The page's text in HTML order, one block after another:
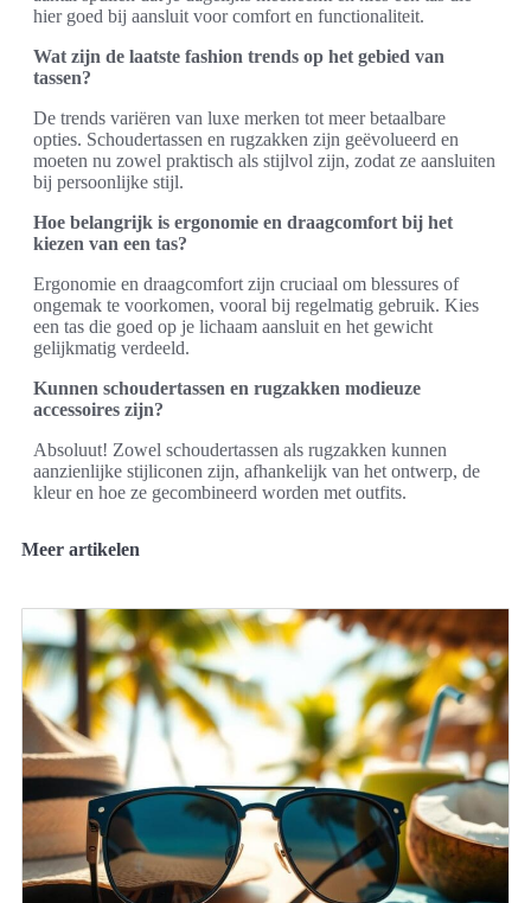
hier goed bij aansluit voor comfort en functionaliteit.
Wat zijn de laatste fashion trends op het gebied van
tassen?
De trends variëren van luxe merken tot meer betaalbare
opties. Schoudertassen en rugzakken zijn geëvolueerd en
moeten nu zowel praktisch als stijlvol zijn, zodat ze aansluiten
bij persoonlijke stijl.
Hoe belangrijk is ergonomie en draagcomfort bij het
kiezen van een tas?
Ergonomie en draagcomfort zijn cruciaal om blessures of
ongemak te voorkomen, vooral bij regelmatig gebruik. Kies
een tas die goed op je lichaam aansluit en het gewicht
gelijkmatig verdeeld.
Kunnen schoudertassen en rugzakken modieuze
accessoires zijn?
Absoluut! Zowel schoudertassen als rugzakken kunnen
aanzienlijke stijliconen zijn, afhankelijk van het ontwerp, de
kleur en hoe ze gecombineerd worden met outfits.
Meer artikelen